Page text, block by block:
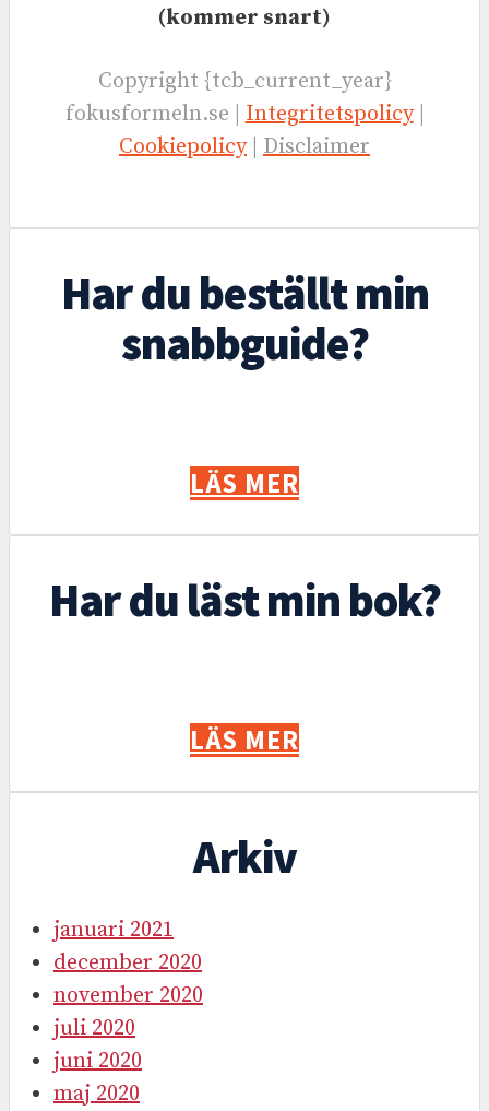
(kommer snart)
Copyright {tcb_current_year}
fokusformeln.se | Integritetspolicy|
Cookiepolicy| Disclaimer
Har du beställt min
snabbguide?
LÄS MER
Har du läst min bok?
LÄS MER
Arkiv
januari 2021
december 2020
november 2020
juli 2020
juni 2020
maj 2020